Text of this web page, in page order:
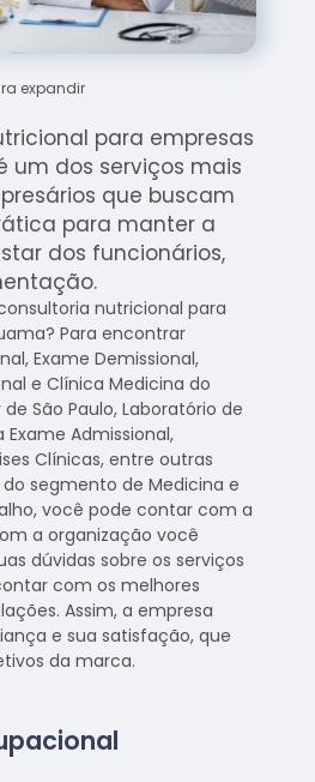
expandir
para empresas
um dos serviços mais
que buscam
para manter a
dos funcionários,
nutricional para
Para encontrar
Exame Demissional,
e Clínica Medicina do
São Paulo, Laboratório de
Exame Admissional,
Clínicas, entre outras
segmento de Medicina e
você pode contar com a
a organização você
dúvidas sobre os serviços
com os melhores
Assim, a empresa
e sua satisfação, que
da marca.